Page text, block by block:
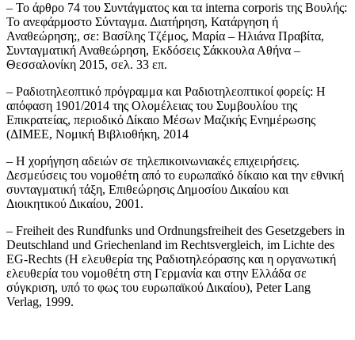
– Το άρθρο 74 του Συντάγματος και τα interna corporis της Βουλής:
Το ανεφάρμοστο Σύνταγμα. Διατήρηση, Κατάργηση ή
Αναθεώρηση;, σε: Βασίλης Τζέμος, Μαρία – Ηλιάνα Πραβίτα,
Συνταγματική Αναθεώρηση, Εκδόσεις Σάκκουλα Αθήνα –
Θεσσαλονίκη 2015, σελ. 33 επ.
– Ραδιοτηλεοπτικό πρόγραμμα και Ραδιοτηλεοπτικοί φορείς: Η
απόφαση 1901/2014 της Ολομέλειας του Συμβουλίου της
Επικρατείας, περιοδικό Δίκαιο Μέσων Μαζικής Ενημέρωσης
(ΔΙΜΕΕ, Νομική Βιβλιοθήκη, 2014
– Η χορήγηση αδειών σε τηλεπικοινωνιακές επιχειρήσεις.
Δεσμεύσεις του νομοθέτη από το ευρωπαϊκό δίκαιο και την εθνική
συνταγματική τάξη, Επιθεώρησις Δημοσίου Δικαίου και
Διοικητικού Δικαίου, 2001.
– Freiheit des Rundfunks und Ordnungsfreiheit des Gesetzgebers in
Deutschland und Griechenland im Rechtsvergleich, im Lichte des
EG-Rechts (Η ελευθερία της Ραδιοτηλεόρασης και η οργανωτική
ελευθερία του νομοθέτη στη Γερμανία και στην Ελλάδα σε
σύγκριση, υπό το φως του ευρωπαϊκού Δικαίου), Peter Lang
Verlag, 1999.